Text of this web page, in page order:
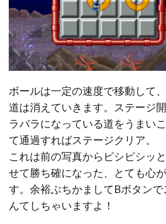
ボールは一定の速度で移動して
道は消えていきます。ステージ
ラバラになっている道をうまい
て通過すればステージクリア。
これは前の写真からピシピシッ
せて勝ち確になった、とても心
す。余裕ぶちかましてBボタン
んてしちゃいますよ！